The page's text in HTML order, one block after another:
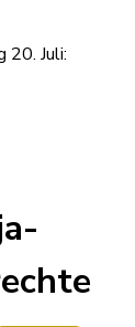
20. Juli: